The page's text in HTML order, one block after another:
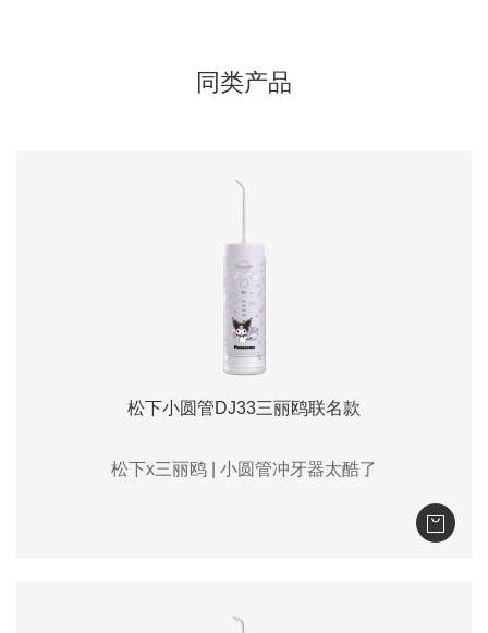
同类产品
松下小圆管DJ33三丽鸥联名款
松下x三丽鸥 | 小圆管冲牙器太酷了